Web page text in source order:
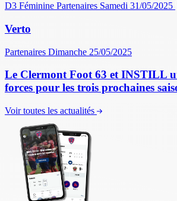
D3 Féminine Partenaires Samedi 31/05/2025
Verto
Partenaires Dimanche 25/05/2025
Le Clermont Foot 63 et INSTILL
forces pour les trois prochaines
Voir toutes les actualités